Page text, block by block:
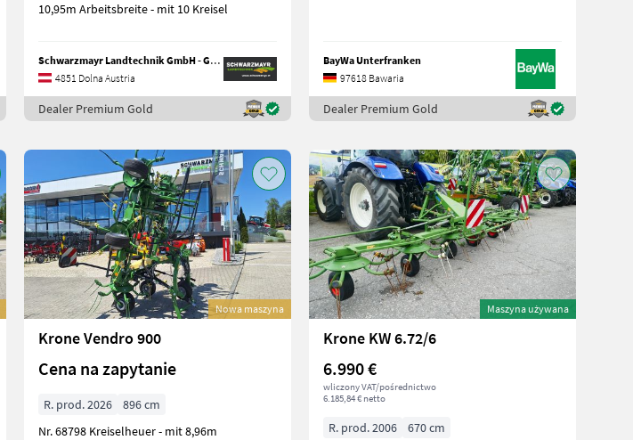
10,95m Arbeitsbreite - mit 10 Kreisel
Schwarzmayr Landtechnik GmbH - Gampern
4851 Dolna Austria
Dealer Premium Gold
BayWa Unterfranken
97618 Bawaria
Dealer Premium Gold
Nowa maszyna
Krone Vendro 900
Cena na zapytanie
R. prod. 2026
896 cm
Nr. 68798 Kreiselheuer - mit 8,96m
Maszyna używana
Krone KW 6.72/6
6.990 €
wliczony VAT/pośrednictwo
6.185,84 € netto
R. prod. 2006
670 cm